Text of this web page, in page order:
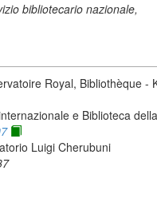
bibliotecario nazionale,
Royal, Bibliothèque -
e Biblioteca
Luigi Cherubuni